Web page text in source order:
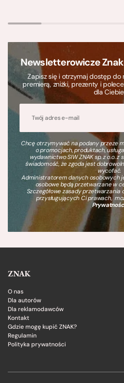
Newsletterowicze
Zapisz się i otrzymaj dostęp
premierą, zniżki, prezenty i
dla
Chcę otrzymywać na podany przeze
o promocjach, produktach,
wydawnictwo SIW ZNAK sp. z o.o. z
świadomość, że zgoda jest
wycofać.
Administratorem danych osobowych
osobowe będą przetwarzane w
Szczegółowe zasady
przysługujących Ci prawach,
ZNAK
O nas
Dla autorów
Dla reklamodawców
Kontakt
Gdzie mogę kupić ZNAK?
Regulamin
Polityka prywatności